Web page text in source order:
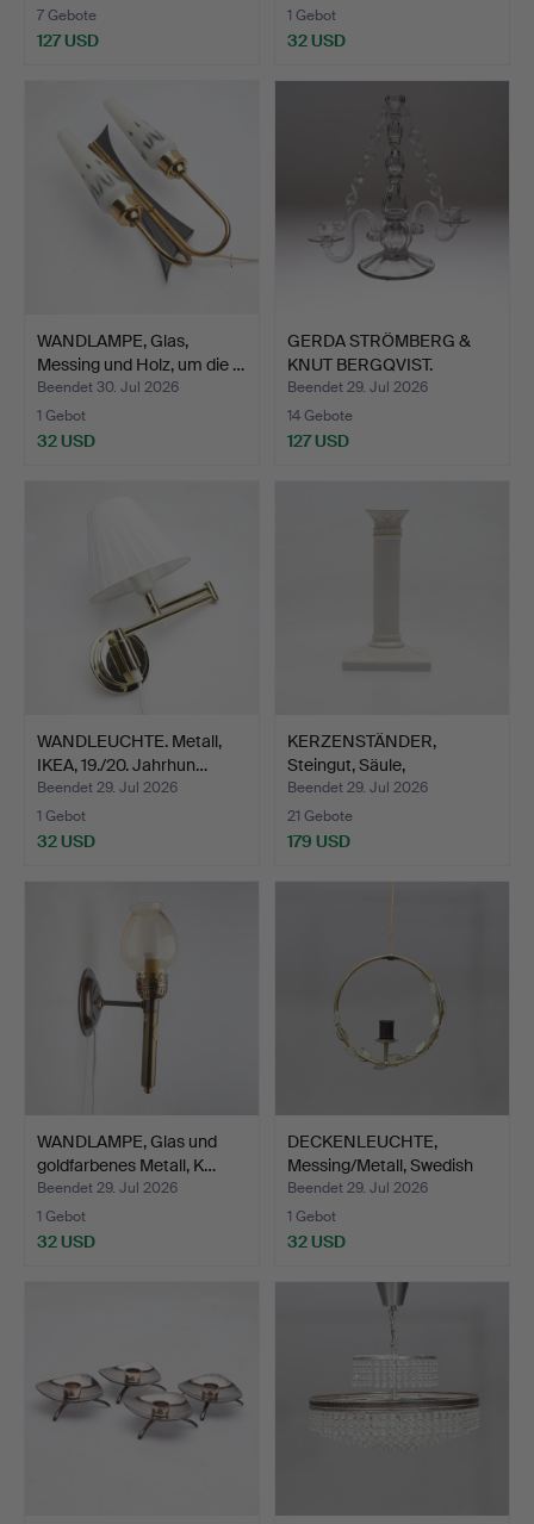
7 Gebote
127 USD
1 Gebot
32 USD
WANDLAMPE, Glas,
Messing und Holz, um die …
Beendet 30. Jul 2026
1 Gebot
32 USD
GERDA STRÖMBERG &
KNUT BERGQVIST.
Kandelab…
Beendet 29. Jul 2026
14 Gebote
127 USD
WANDLEUCHTE. Metall,
IKEA, 19./20. Jahrhun…
Beendet 29. Jul 2026
1 Gebot
32 USD
KERZENSTÄNDER,
Steingut, Säule,
Gustavsber…
Beendet 29. Jul 2026
21 Gebote
179 USD
WANDLAMPE, Glas und
goldfarbenes Metall, K…
Beendet 29. Jul 2026
1 Gebot
32 USD
DECKENLEUCHTE,
Messing/Metall, Swedish
Mod…
Beendet 29. Jul 2026
1 Gebot
32 USD